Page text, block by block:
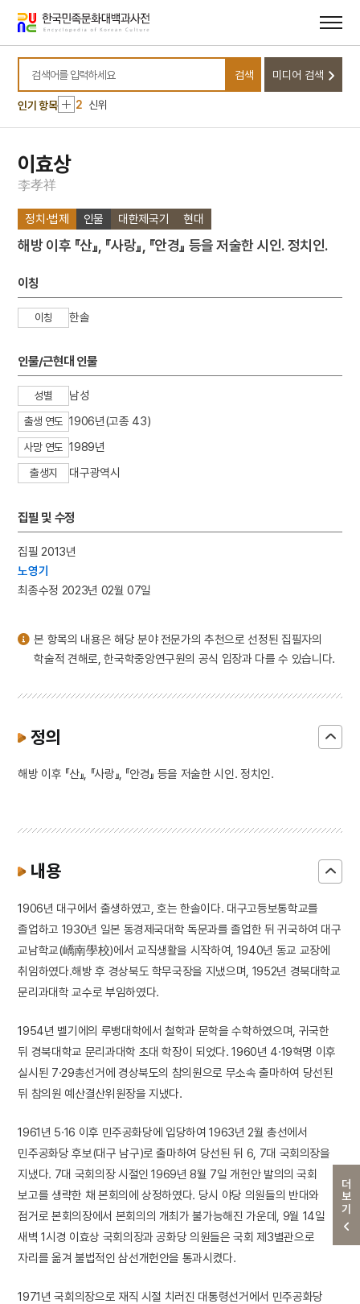
바로가기
바로가기
검색어를 입력하세요
검색 미디어 검색
인기 항목
10 달서구
1 금성대군
2 신위
3 이리역 폭발 사고
경북대학교 상주캠퍼스
8 국방비
10 달서구
1
금성대군
3 이리역 폭발 사고
4
5 반야심경
6 개성 경천사지 십층석탑
7
경북대학교 상주캠퍼스
더보기
이효상
李孝祥
정치·법제 인물 대한제국기 현대
해방 이후 『산』, 『사랑』, 『안경』 등을 저술한 시인. 정치인.
이칭
이칭 한솔
인물/근현대 인물
성별 남성
출생 연도 1906년(고종 43)
사망 연도 1989년
출생지 대구광역시
집필 및 수정
집필 2013년
노영기
최종수정 2023년 02월 07일
본 항목의 내용은 해당 분야 전문가의 추천으로 선정된 집필자의
학술적 견해로, 한국학중앙연구원의 공식 입장과 다를 수 있습니다.
정의
해방 이후 『산』, 『사랑』, 『안경』 등을 저술한 시인. 정치인.
내용
1906년 대구에서 출생하였고, 호는 한솔이다. 대구고등보통학교를
졸업하고 1930년 일본 동경제국대학 독문과를 졸업한 뒤 귀국하여 대구
교남학교(嶠南學校)에서 교직생활을 시작하여, 1940년 동교 교장에
취임하였다.해방 후 경상북도 학무국장을 지냈으며, 1952년 경북대학교
문리과대학 교수로 부임하였다.
1954년 벨기에의 루뱅대학에서 철학과 문학을 수학하였으며, 귀국한
뒤 경북대학교 문리과대학 초대 학장이 되었다. 1960년 4·19혁명 이후
실시된 7·29총선거에 경상북도의 참의원으로 무소속 출마하여 당선된
뒤 참의원 예산결산위원장을 지냈다.
1961년 5·16 이후 민주공화당에 입당하여 1963년 2월 총선에서
민주공화당 후보(대구 남구)로 출마하여 당선된 뒤 6, 7대 국회의장을
지냈다. 7대 국회의장 시절인 1969년 8월 7일 개헌안 발의의 국회
보고를 생략한 채 본회의에 상정하였다. 당시 야당 의원들의 반대와
점거로 본회의장에서 본회의의 개최가 불가능해진 가운데, 9월 14일
새벽 1시경 이효상 국회의장과 공화당 의원들은 국회 제3별관으로
자리를 옮겨 불법적인 삼선개헌안을 통과시켰다.
1971년 국회의장으로 재직 시절 치러진 대통령선거에서 민주공화당